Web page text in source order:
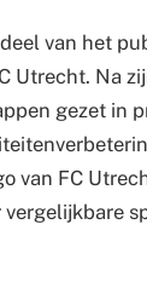
van het
Utrecht. Na
gezet in
van FC